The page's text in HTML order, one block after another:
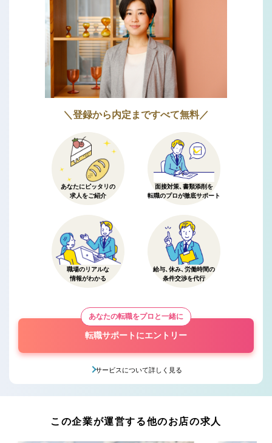
＼登録から内定まですべて無料／
あなたにピッタリの
求人をご紹介
面接対策、書類添削を
転職のプロが徹底サポート
職場のリアルな
情報がわかる
給与、休み、労働時間の
条件交渉を代行
あなたの転職をプロと一緒に
転職サポートにエントリー
サービスについて詳しく見る
この企業が運営する他のお店の求人